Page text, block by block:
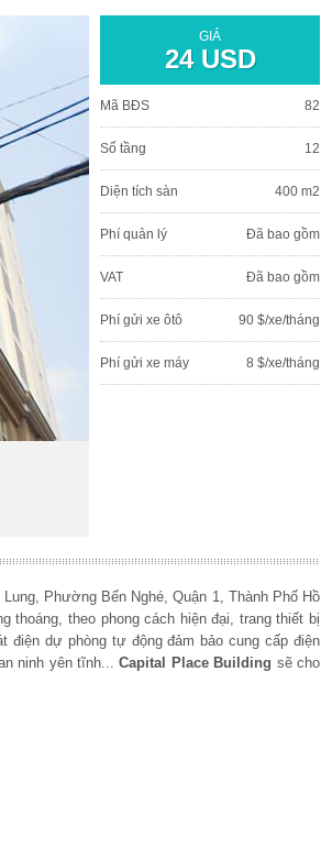
GIÁ
24 USD
Mã BĐS 82
Số tầng 12
Diện tích sàn 400 m2
Phí quản lý Đã bao gồm
VAT Đã bao gồm
Phí gửi xe ôtô 90 $/xe/tháng
Phí gửi xe máy 8 $/xe/tháng
Lung, Phường Bến Nghé , Quận 1, Thành Phố Hồ
thoáng, theo phong cách hiện đại, trang thiết bị
điện dự phòng tự động đảm bảo cung cấp điện
ninh yên tĩnh...Capital Place Building sẽ cho